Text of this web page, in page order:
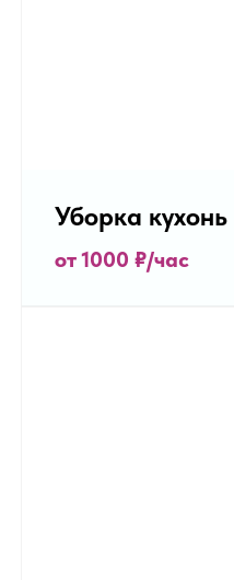
Уборка кухонь
от 1000 ₽/час